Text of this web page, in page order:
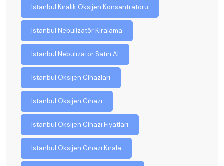
Istanbul Kiralık Oksijen Konsantratörü
Istanbul Nebulizatör Kiralama
Istanbul Nebulizatör Satın Al
Istanbul Oksijen Cihazları
Istanbul Oksijen Cihazı
Istanbul Oksijen Cihazı Fiyatları
Istanbul Oksijen Cihazı Kirala